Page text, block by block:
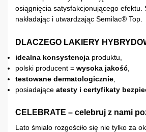
osiągnięcia satysfakcjonującego efektu.
nakładając i utwardzając Semilac® Top.
DLACZEGO LAKIERY
idealna konsystencja produktu,
polski producent = wysoka jakość
testowane dermatologicznie
posiadające atesty i certyfikaty
CELEBRATE – celebruj z nami
Lato śmiało rozgościło się nie tylko za